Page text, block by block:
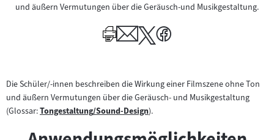
und äußern Vermutungen über die Geräusch-und Musikgestaltung.
Die Schüler/-innen beschreiben die Wirkung einer Filmszene ohne Ton
und äußern Vermutungen über die Geräusch- und Musikgestaltung
(Glossar:Zum
Tongestaltung/Sound-Design).